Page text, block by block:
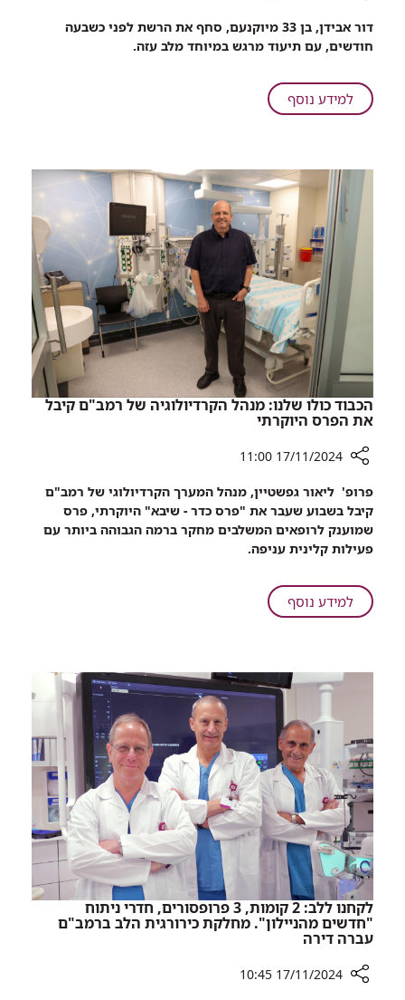
שיתוף
אחרי
עשן
כחול
את
העובר
דור אבידן, בן 33 מיוקנעם, סחף את הרשת לפני כשבעה
חודשים, עם תיעוד מרגש במיוחד מלב עזה.
למידע נוסףעל
אחרי
כחול
גילה
לו
את
מין
העובר
בלב
עזה
-
תגידו
מזל
טוב
לאב
הכבוד כולו שלנו: מנהל הקרדיולוגיה של רמב"ם קיבל
את הפרס היוקרתי
שיתוף
הכבוד
כולו
שלנו:
הקרדיולוגיה
את
17/11/2024 11:00
פרופ' ליאור גפשטיין, מנהל המערך הקרדיולוגי של רמב"ם
קיבל בשבוע שעבר את "פרס כדר - שיבא" היוקרתי, פרס
שמוענק לרופאים המשלבים מחקר ברמה הגבוהה ביותר עם
פעילות קלינית עניפה.
למידע נוסףעל
הכבוד
מנהל
הקרדיולוגיה
של
רמב"ם
קיבל
את
הפרס
היוקרתי
לקחנו ללב: 2 קומות, 3 פרופסורים, חדרי ניתוח
"חדשים מהניילון". מחלקת כירורגית הלב ברמב"ם
עברה דירה
17/11/2024 10:45